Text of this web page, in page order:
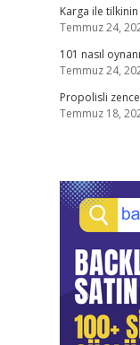
Karga ile
Temmuz 24,
101 nasıl
Temmuz 24,
Propolisli
Temmuz 18,